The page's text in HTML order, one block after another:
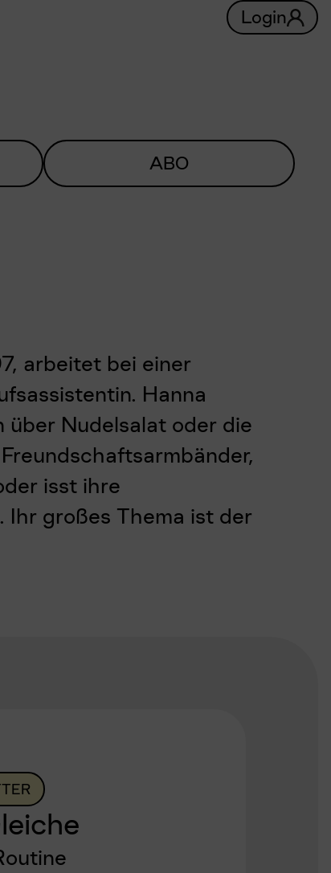
Login
ABO
arbeitet bei einer
Hanna
Nudelsalat oder die
isst ihre
Ihr großes Thema ist der